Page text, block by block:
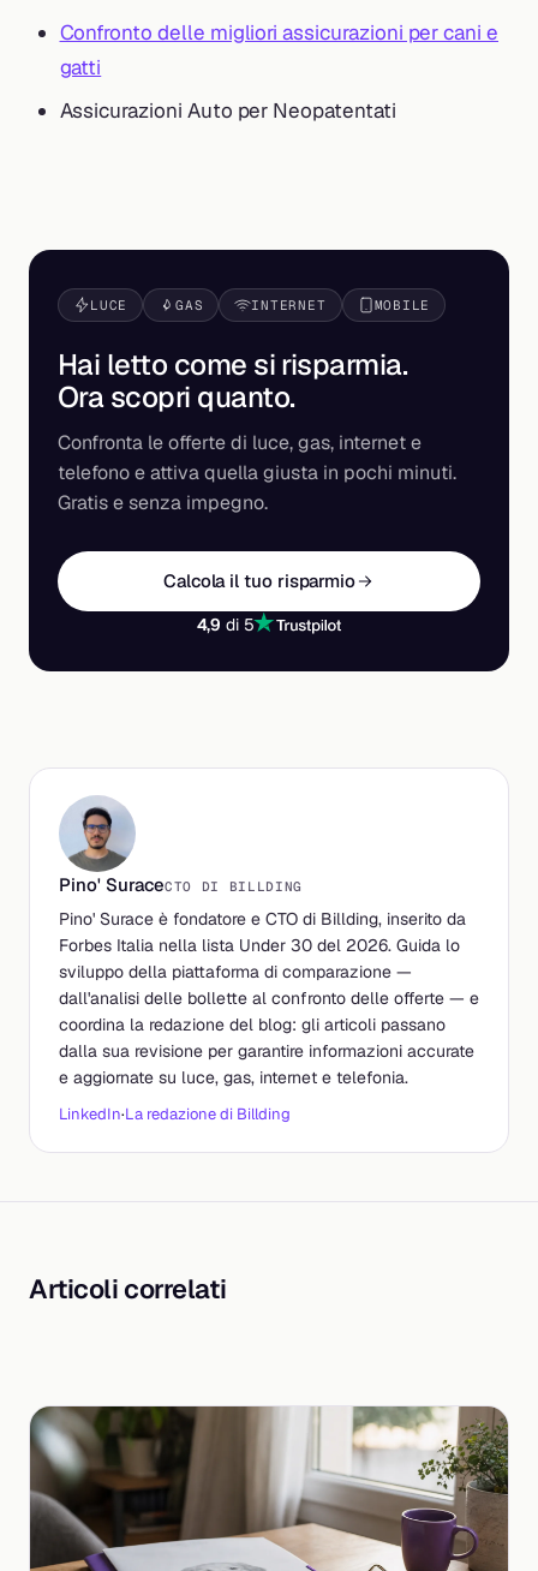
Confronto delle migliori assicurazioni per cani e
gatti
Assicurazioni Auto per Neopatentati
LUCE GAS INTERNET MOBILE
Hai letto come si risparmia.
Ora scopri quanto.
Confronta le offerte di luce, gas, internet e
telefono e attiva quella giusta in pochi minuti.
Gratis e senza impegno.
Calcola il tuo risparmio
4,9 di 5
Pino' SuraceCTO DI BILLDING
Pino' Surace è fondatore e CTO di Billding, inserito da
Forbes Italia nella lista Under 30 del 2026. Guida lo
sviluppo della piattaforma di comparazione —
dall'analisi delle bollette al confronto delle offerte — e
coordina la redazione del blog: gli articoli passano
dalla sua revisione per garantire informazioni accurate
e aggiornate su luce, gas, internet e telefonia.
LinkedIn·La redazione di Billding
Articoli correlati